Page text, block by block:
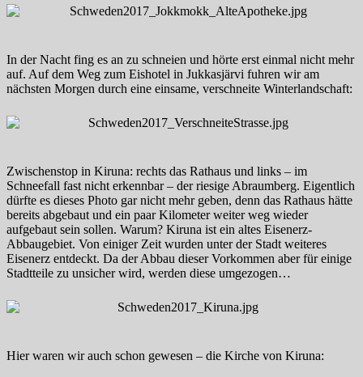
In der Nacht fing es an zu schneien und hörte erst einmal nicht mehr
auf. Auf dem Weg zum Eishotel in Jukkasjärvi fuhren wir am
nächsten Morgen durch eine einsame, verschneite Winterlandschaft:
Zwischenstop in Kiruna: rechts das Rathaus und links – im
Schneefall fast nicht erkennbar – der riesige Abraumberg. Eigentlich
dürfte es dieses Photo gar nicht mehr geben, denn das Rathaus hätte
bereits abgebaut und ein paar Kilometer weiter weg wieder
aufgebaut sein sollen. Warum? Kiruna ist ein altes Eisenerz-
Abbaugebiet. Von einiger Zeit wurden unter der Stadt weiteres
Eisenerz entdeckt. Da der Abbau dieser Vorkommen aber für einige
Stadtteile zu unsicher wird, werden diese umgezogen…
Hier waren wir auch schon gewesen – die Kirche von Kiruna: